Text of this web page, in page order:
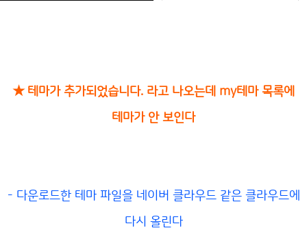
★ 테마가 추가되었습니다. 라고 나오는데 my테마 목록에
테마가 안 보인다
- 다운로드한 테마 파일을 네이버 클라우드 같은 클라우드에
다시 올린다